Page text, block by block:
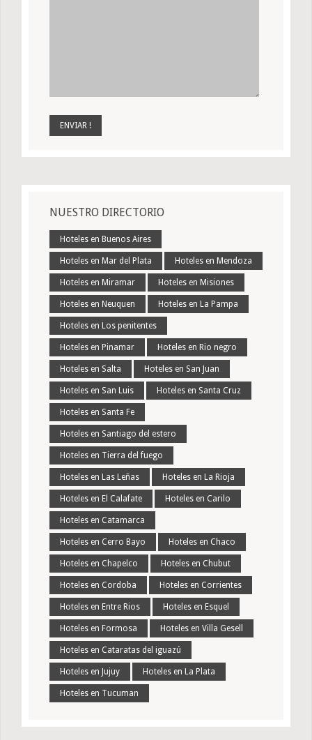
NUESTRO DIRECTORIO
Hoteles en Buenos Aires
Hoteles en Mar del Plata Hoteles en Mendoza
Hoteles en Miramar Hoteles en Misiones
Hoteles en Neuquen Hoteles en La Pampa
Hoteles en Los penitentes
Hoteles en Pinamar Hoteles en Rio negro
Hoteles en Salta Hoteles en San Juan
Hoteles en San Luis Hoteles en Santa Cruz
Hoteles en Santa Fe
Hoteles en Santiago del estero
Hoteles en Tierra del fuego
Hoteles en Las Leñas Hoteles en La Rioja
Hoteles en El Calafate Hoteles en Carilo
Hoteles en Catamarca
Hoteles en Cerro Bayo Hoteles en Chaco
Hoteles en Chapelco Hoteles en Chubut
Hoteles en Cordoba Hoteles en Corrientes
Hoteles en Entre Rios Hoteles en Esquel
Hoteles en Formosa Hoteles en Villa Gesell
Hoteles en Cataratas del iguazú
Hoteles en Jujuy Hoteles en La Plata
Hoteles en Tucuman